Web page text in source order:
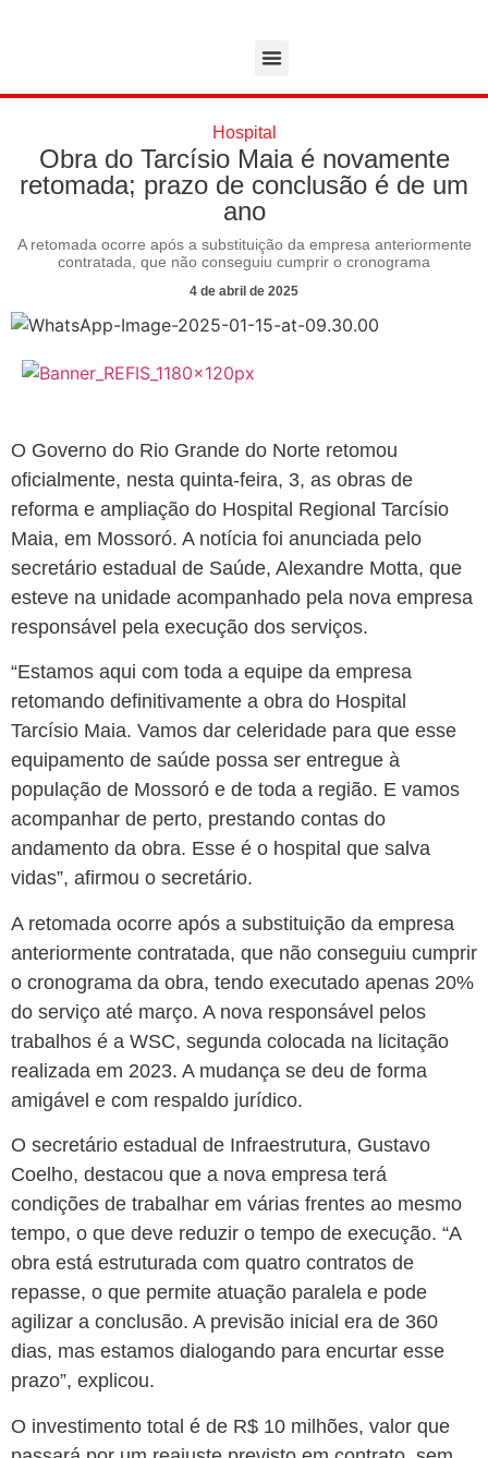
Hospital
Obra do Tarcísio Maia é novamente
retomada; prazo de conclusão é de um
ano
A retomada ocorre após a substituição da empresa anteriormente
contratada, que não conseguiu cumprir o cronograma
4 de abril de 2025
O Governo do Rio Grande do Norte retomou
oficialmente, nesta quinta-feira, 3, as obras de
reforma e ampliação do Hospital Regional Tarcísio
Maia, em Mossoró. A notícia foi anunciada pelo
secretário estadual de Saúde, Alexandre Motta, que
esteve na unidade acompanhado pela nova empresa
responsável pela execução dos serviços.
“Estamos aqui com toda a equipe da empresa
retomando definitivamente a obra do Hospital
Tarcísio Maia. Vamos dar celeridade para que esse
equipamento de saúde possa ser entregue à
população de Mossoró e de toda a região. E vamos
acompanhar de perto, prestando contas do
andamento da obra. Esse é o hospital que salva
vidas”, afirmou o secretário.
A retomada ocorre após a substituição da empresa
anteriormente contratada, que não conseguiu cumprir
o cronograma da obra, tendo executado apenas 20%
do serviço até março. A nova responsável pelos
trabalhos é a WSC, segunda colocada na licitação
realizada em 2023. A mudança se deu de forma
amigável e com respaldo jurídico.
O secretário estadual de Infraestrutura, Gustavo
Coelho, destacou que a nova empresa terá
condições de trabalhar em várias frentes ao mesmo
tempo, o que deve reduzir o tempo de execução. “A
obra está estruturada com quatro contratos de
repasse, o que permite atuação paralela e pode
agilizar a conclusão. A previsão inicial era de 360
dias, mas estamos dialogando para encurtar esse
prazo”, explicou.
O investimento total é de R$ 10 milhões, valor que